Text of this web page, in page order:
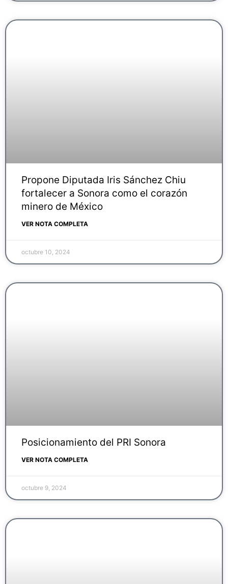
Propone Diputada Iris Sánchez Chiu
fortalecer a Sonora como el corazón
minero de México
VER NOTA COMPLETA
octubre 10, 2024
Posicionamiento del PRI Sonora
VER NOTA COMPLETA
octubre 9, 2024